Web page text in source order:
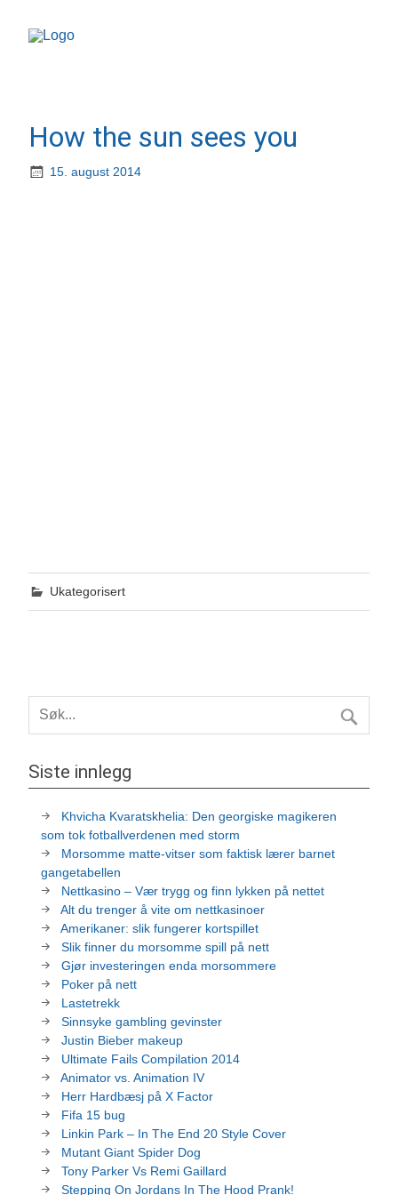
How the sun sees you
15. august 2014
Ukategorisert
Siste innlegg
Khvicha Kvaratskhelia: Den georgiske magikeren
som tok fotballverdenen med storm
Morsomme matte-vitser som faktisk lærer barnet
gangetabellen
Nettkasino – Vær trygg og finn lykken på nettet
Alt du trenger å vite om nettkasinoer
Amerikaner: slik fungerer kortspillet
Slik finner du morsomme spill på nett
Gjør investeringen enda morsommere
Poker på nett
Lastetrekk
Sinnsyke gambling gevinster
Justin Bieber makeup
Ultimate Fails Compilation 2014
Animator vs. Animation IV
Herr Hardbæsj på X Factor
Fifa 15 bug
Linkin Park – In The End 20 Style Cover
Mutant Giant Spider Dog
Tony Parker Vs Remi Gaillard
Stepping On Jordans In The Hood Prank!